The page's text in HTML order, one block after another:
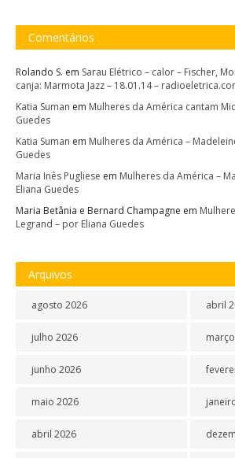
Comentários
Rolando S. em Sarau Elétrico – calor – Fischer,
canja: Marmota Jazz – 18.01.14 –
Katia Suman em Mulheres da América cantam
Guedes
Katia Suman em Mulheres da América –
Guedes
Maria Inês Pugliese em Mulheres da América –
Eliana Guedes
Maria Betânia e Bernard Champagne em
Legrand – por Eliana Guedes
Arquivos
agosto 2026
julho 2026
junho 2026
maio 2026
abril 2026
abril